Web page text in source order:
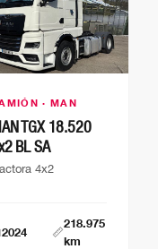
· MAN
TGX 18.520
BL SA
4x2
2024 📏
218.975
km